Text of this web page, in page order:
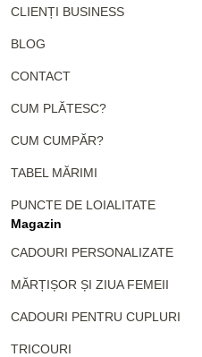
CLIENȚI BUSINESS
BLOG
CONTACT
CUM PLĂTESC?
CUM CUMPĂR?
TABEL MĂRIMI
PUNCTE DE LOIALITATE
Magazin
CADOURI PERSONALIZATE
MĂRȚIȘOR ȘI ZIUA FEMEII
CADOURI PENTRU CUPLURI
TRICOURI